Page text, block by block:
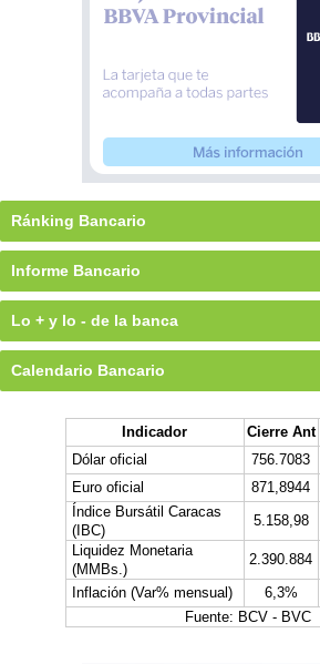
Ránking Bancario
Informe Bancario
Lo + y lo - de la banca
Calendario Bancario
Indicador Cierre Ant
Dólar oficial
756.7083
Euro oficial
871,8944
Índice Bursátil Caracas
(IBC)
5.158,98
Liquidez Monetaria
(MMBs.)
2.390.884
Inflación (Var% mensual)
6,3%
Fuente: BCV - BVC